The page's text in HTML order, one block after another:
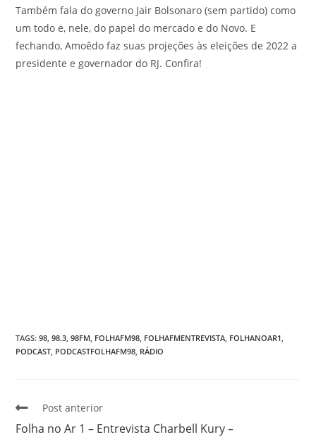
Também fala do governo Jair Bolsonaro (sem partido) como
um todo e, nele, do papel do mercado e do Novo. E
fechando, Amoêdo faz suas projeções às eleições de 2022 a
presidente e governador do RJ. Confira!
TAGS:98 98.3 98FM FOLHAFM98 FOLHAFMENTREVISTA FOLHANOAR1
PODCAST PODCASTFOLHAFM98 RÁDIO
Post anterior
Folha no Ar 1 – Entrevista Charbell Kury –